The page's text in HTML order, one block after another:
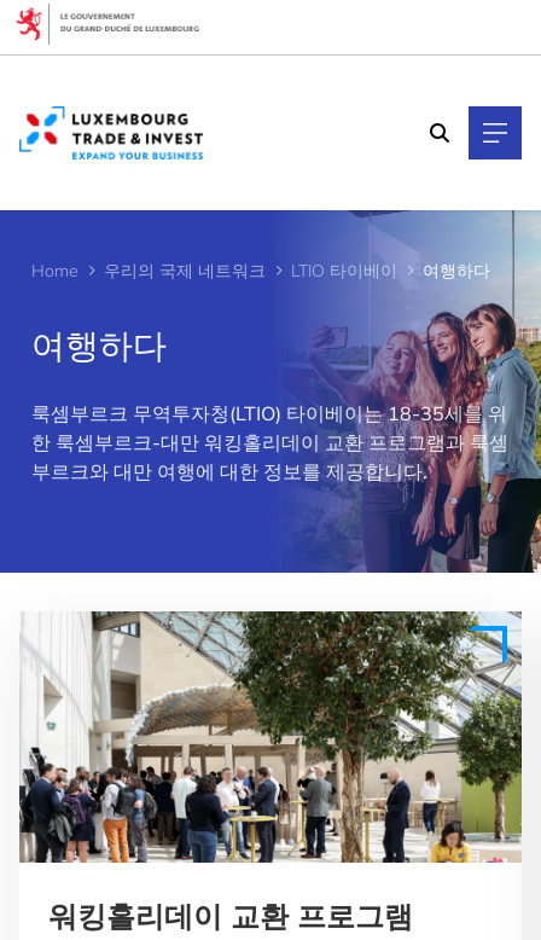
Home 우리의 국제 네트워크 LTIO 타이베이 여행하다
여행하다
룩셈부르크 무역투자청(LTIO) 타이베이는 18-35세를 위
한 룩셈부르크-대만 워킹홀리데이 교환 프로그램과 룩셈
부르크와 대만 여행에 대한 정보를 제공합니다.
워킹홀리데이 교환 프로그램
Cookies management panel